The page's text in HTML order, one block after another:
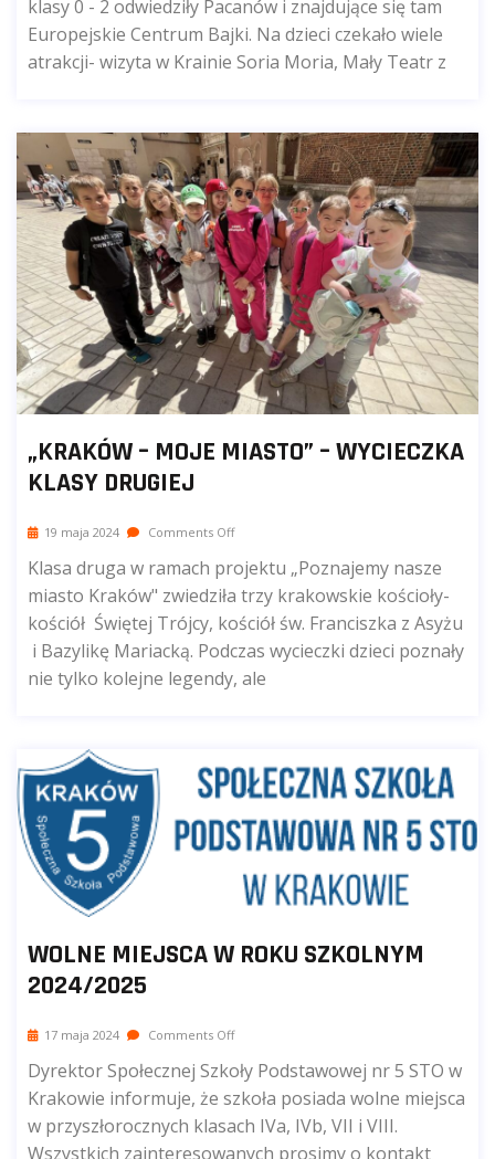
klasy 0 - 2 odwiedziły Pacanów i znajdujące się tam
Europejskie Centrum Bajki. Na dzieci czekało wiele
atrakcji- wizyta w Krainie Soria Moria, Mały Teatr z
„KRAKÓW – MOJE MIASTO” – WYCIECZKA
KLASY DRUGIEJ
19 maja 2024 Comments Off
Klasa druga w ramach projektu „Poznajemy nasze
miasto Kraków" zwiedziła trzy krakowskie kościoły-
kościół Świętej Trójcy, kościół św. Franciszka z Asyżu
i Bazylikę Mariacką. Podczas wycieczki dzieci poznały
nie tylko kolejne legendy, ale
WOLNE MIEJSCA W ROKU SZKOLNYM
2024/2025
17 maja 2024 Comments Off
Dyrektor Społecznej Szkoły Podstawowej nr 5 STO w
Krakowie informuje, że szkoła posiada wolne miejsca
w przyszłorocznych klasach IVa, IVb, VII i VIII.
Wszystkich zainteresowanych prosimy o kontakt